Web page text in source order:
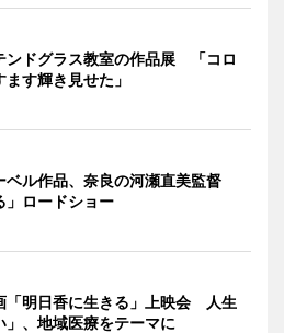
ンドグラス教室の作品展 「コロ
す輝き見せた」
ベル作品、奈良の河瀬直美監督
」ロードショー
「明日香に生きる」上映会 人生
」、地域医療をテーマに